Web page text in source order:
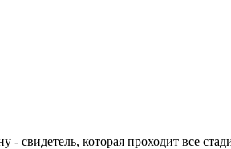
- свидетель, которая проходит все